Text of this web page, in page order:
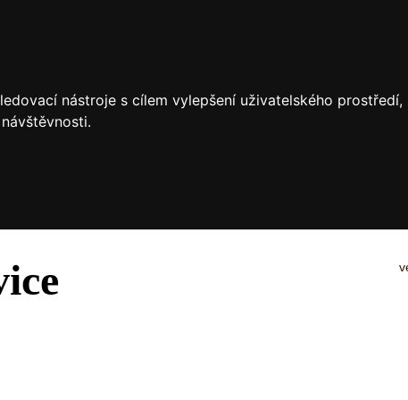
nástroje s cílem vylepšení uživatelského